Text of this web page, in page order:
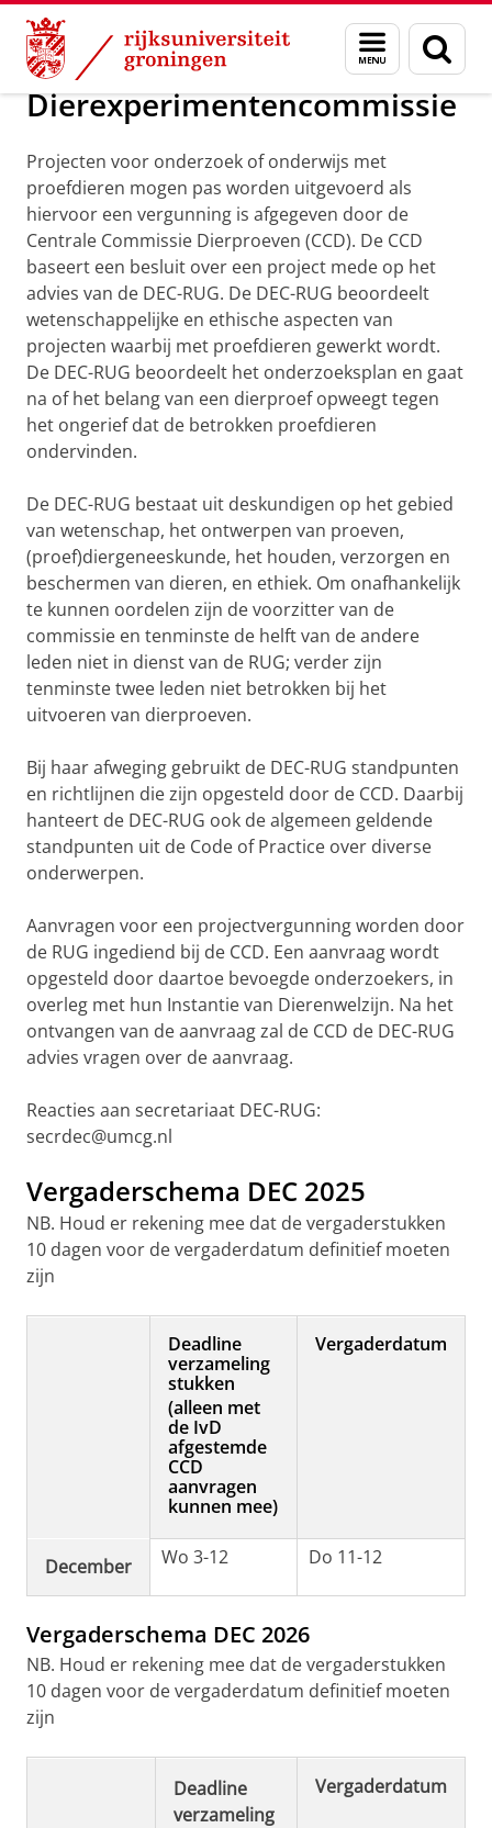
Skip
Content
Skip
Navigation
Menu
en
zoeken
Over ons Dierproeven aan de RUG
Dierexperimentencommissie
Projecten voor onderzoek of onderwijs met
proefdieren mogen pas worden uitgevoerd als
hiervoor een vergunning is afgegeven door de
Centrale Commissie Dierproeven (CCD). De CCD
baseert een besluit over een project mede op het
advies van de DEC-RUG. De DEC-RUG beoordeelt
wetenschappelijke en ethische aspecten van
projecten waarbij met proefdieren gewerkt wordt.
De DEC-RUG beoordeelt het onderzoeksplan en gaat
na of het belang van een dierproef opweegt tegen
het ongerief dat de betrokken proefdieren
ondervinden.
De DEC-RUG bestaat uit deskundigen op het gebied
van wetenschap, het ontwerpen van proeven,
(proef)diergeneeskunde, het houden, verzorgen en
beschermen van dieren, en ethiek. Om onafhankelijk
te kunnen oordelen zijn de voorzitter van de
commissie en tenminste de helft van de andere
leden niet in dienst van de RUG; verder zijn
tenminste twee leden niet betrokken bij het
uitvoeren van dierproeven.
Bij haar afweging gebruikt de DEC-RUG standpunten
en richtlijnen die zijn opgesteld door de CCD. Daarbij
hanteert de DEC-RUG ook de algemeen geldende
standpunten uit de Code of Practice over diverse
onderwerpen.
Aanvragen voor een projectvergunning worden door
de RUG ingediend bij de CCD. Een aanvraag wordt
opgesteld door daartoe bevoegde onderzoekers, in
overleg met hun Instantie van Dierenwelzijn. Na het
ontvangen van de aanvraag zal de CCD de DEC-RUG
advies vragen over de aanvraag.
Reacties aan secretariaat DEC-RUG:
secrdec@umcg.nl
Vergaderschema DEC 2025
NB. Houd er rekening mee dat de vergaderstukken
10 dagen voor de vergaderdatum definitief moeten
zijn
Deadline
verzameling
stukken
(alleen met
de IvD
afgestemde
CCD
aanvragen
kunnen mee)
Vergaderdatum
December Wo 3-12 Do 11-12
Vergaderschema DEC 2026
NB. Houd er rekening mee dat de vergaderstukken
10 dagen voor de vergaderdatum definitief moeten
zijn
Deadline
verzameling
Vergaderdatum